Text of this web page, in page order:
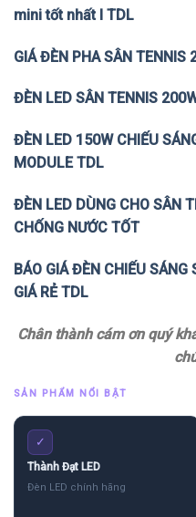
mini tốt nhất l TDL
GIÁ ĐÈN PHA SÂN TENNIS
ĐÈN LED SÂN TENNIS
ĐÈN LED 150W CHIẾU
MODULE TDL
ĐÈN LED DÙNG CHO SÂN
CHỐNG NƯỚC TỐT
BÁO GIÁ ĐÈN CHIẾU
GIÁ RẺ TDL
Chân thành cám ơn quý
SẢN PHẨM NỔI BẬT
✓
Thành Đạt LED
Đèn LED chính hãng